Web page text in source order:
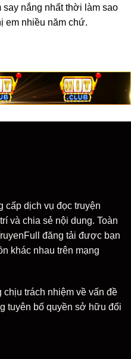
say nắng nhất thời làm sao
em nhiều năm chứ.
cấp dịch vụ đọc truyện
và chia sẻ nội dung. Toàn
đăng tải được bạn
khác nhau trên mạng
trách nhiệm về vấn đề
tuyên bố quyền sở hữu đối